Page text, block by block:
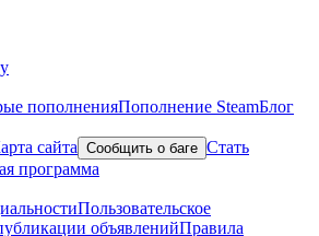
пополненияПополнение SteamБлог
сайта Сообщить о баге Стать
программа
Пользовательское
объявленийПравила